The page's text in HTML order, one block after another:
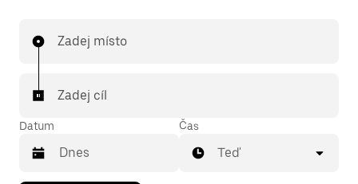
Zadej místo
Zadej cíl
Datum Čas
Teď